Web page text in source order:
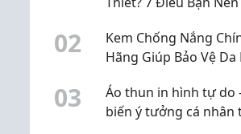
Trình Skincare
02
Kem Chống Nắng
Hãng Giúp Bảo Vệ Da
03
Áo thun in hình tự do
biến ý tưởng cá nhân